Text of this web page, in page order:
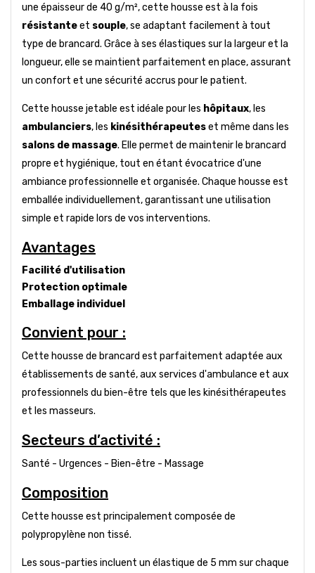
une épaisseur de 40 g/m², cette housse est à la fois
résistanteet souple, se adaptant facilement à tout
type de brancard. Grâce à ses élastiques sur la largeur et la
longueur, elle se maintient parfaitement en place, assurant
un confort et une sécurité accrus pour le patient.
Cette housse jetable est idéale pour les hôpitaux, les
ambulanciers, les kinésithérapeuteset même dans les
salons de massage. Elle permet de maintenir le brancard
propre et hygiénique, tout en étant évocatrice d'une
ambiance professionnelle et organisée. Chaque housse est
emballée individuellement, garantissant une utilisation
simple et rapide lors de vos interventions.
Avantages
Facilité d'utilisation
Protection optimale
Emballage individuel
Convient pour :
Cette housse de brancard est parfaitement adaptée aux
établissements de santé, aux services d'ambulance et aux
professionnels du bien-être tels que les kinésithérapeutes
et les masseurs.
Secteurs d’activité :
Santé - Urgences - Bien-être - Massage
Composition
Cette housse est principalement composée de
polypropylène non tissé.
Les sous-parties incluent un élastique de 5 mm sur chaque